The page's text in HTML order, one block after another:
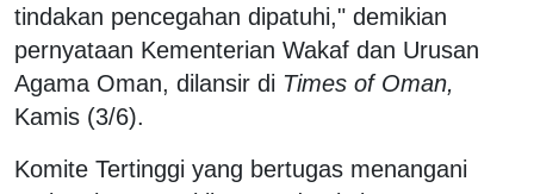
tindakan pencegahan dipatuhi," demikian
pernyataan Kementerian Wakaf dan Urusan
Agama Oman, dilansir di Times of Oman,
Kamis (3/6).
Komite Tertinggi yang bertugas menangani